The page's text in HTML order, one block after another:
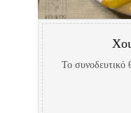
Το συνοδευτικό